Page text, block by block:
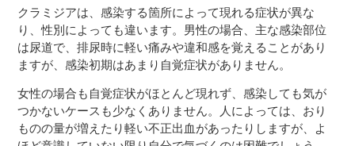
クラミジアは、感染する箇所によって現れる症状が異な
り、性別によっても違います。男性の場合、主な感染部位
は尿道で、排尿時に軽い痛みや違和感を覚えることがあり
ますが、感染初期はあまり自覚症状がありません。
女性の場合も自覚症状がほとんど現れず、感染しても気が
つかないケースも少なくありません。人によっては、おり
ものの量が増えたり軽い不正出血があったりしますが、よ